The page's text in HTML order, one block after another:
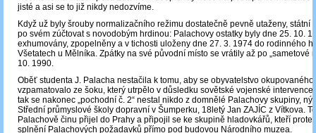
jisté a asi se to již nikdy nedozvíme.
Když už byly šrouby normalizačního režimu dostatečně pevně utaženy, státní
po svém zúčtovat s novodobým hrdinou: Palachovy ostatky byly dne 25. 10.
exhumovány, zpopelněny a v tichosti uloženy dne 27. 3. 1974 do rodinného
Všetatech u Mělníka. Zpátky na své původní místo se vrátily až po „sametové
10. 1990.
Oběť studenta J. Palacha nestačila k tomu, aby se obyvatelstvo okupovaného
vzpamatovalo ze šoku, který utrpělo v důsledku sovětské vojenské intervence
tak se nakonec „pochodní č. 2“ nestal nikdo z domnělé Palachovy skupiny,
Střední průmyslové školy dopravní v Šumperku, 18letý Jan ZAJÍC z Vítkova.
Palachově činu přijel do Prahy a připojil se ke skupině hladovkářů, kteří
splnění Palachových požadavků přímo pod budovou Národního muzea.